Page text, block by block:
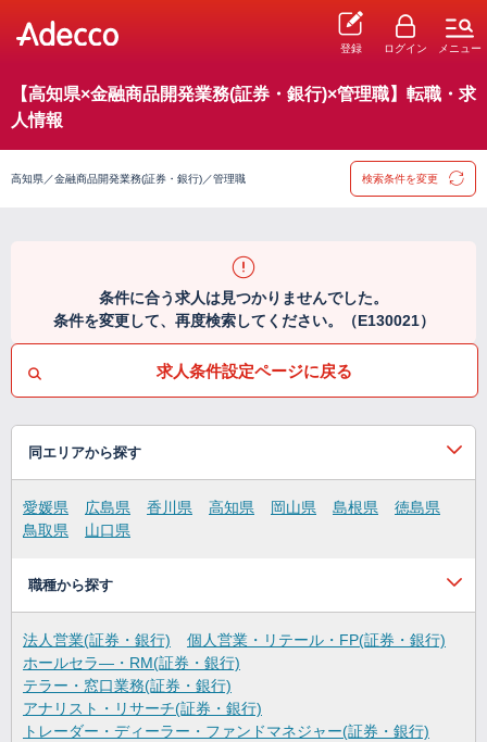
登録 ログイン メニュー
【高知県×金融商品開発業務(証券・銀行)×管理職】転職・求
人情報
高知県／金融商品開発業務(証券・銀行)／管理職 検索条件を変更
条件に合う求人は見つかりませんでした。
条件を変更して、再度検索してください。（E130021）
求人条件設定ページに戻る
同エリアから探す
愛媛県 広島県 香川県 高知県 岡山県 島根県
徳島県
鳥取県
山口県
職種から探す
法人営業(証券・銀行)
個人営業・リテール・FP(証券・銀行)
ホールセラ―・RM(証券・銀行)
テラー・窓口業務(証券・銀行)
アナリスト・リサーチ(証券・銀行)
トレーダー・ディーラー・ファンドマネジャー(証券・銀行)